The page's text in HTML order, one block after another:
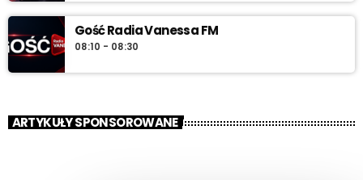
Gość Radia Vanessa FM
08:10 - 08:30
ARTYKUŁY SPONSOROWANE